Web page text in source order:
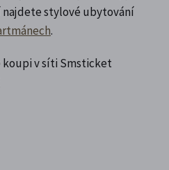
najdete stylové ubytování
.
koupi v síti Smsticket